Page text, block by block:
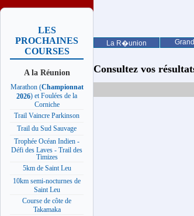
La R�union
LES
PROCHAINES
COURSES
A la Réunion
Marathon (Championnat
2026) et Foulées de la
Corniche
Trail Vaincre Parkinson
Trail du Sud Sauvage
Trophée Océan Indien -
Défi des Laves - Trail des
Timizes
5km de Saint Leu
10km semi-nocturnes de
Saint Leu
Course de côte de
Takamaka
Consultez vos